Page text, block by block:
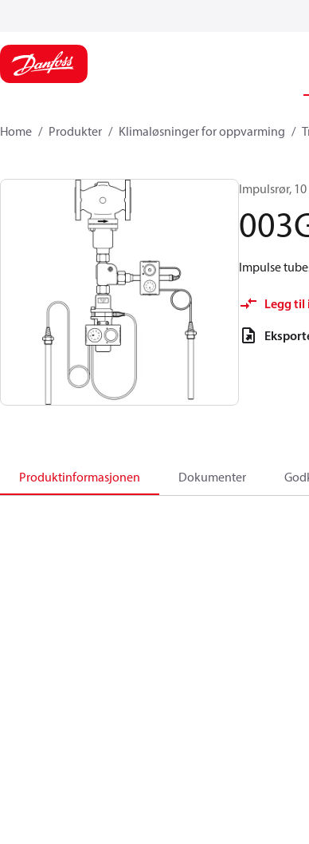
Home Produkter Klimaløsninger for oppvarming
Impulsrør,
Impulse
Legg til
Produktinformasjonen Dokumenter